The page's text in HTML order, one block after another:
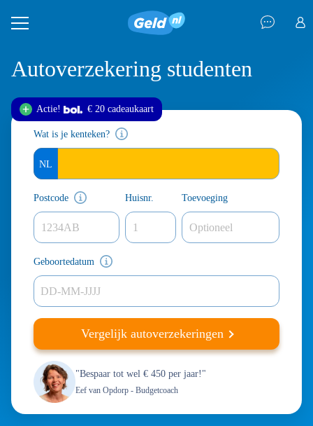
Autoverzekering studenten
Actie! € 20 cadeaukaart
Wat is je kenteken?
Postcode Huisnr. Toevoeging
Geboortedatum
DD-MM-JJJJ
Vergelijk autoverzekeringen
"Bespaar tot wel € 450 per jaar!"
Eef van Opdorp - Budgetcoach